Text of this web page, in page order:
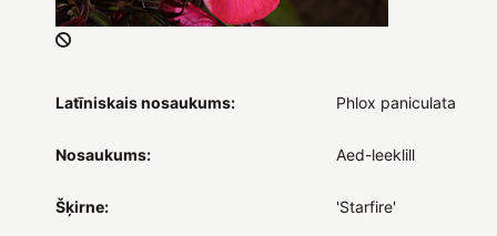
Latīniskais nosaukums: Phlox paniculata
Nosaukums: Aed-leeklill
Šķirne: 'Starfire'